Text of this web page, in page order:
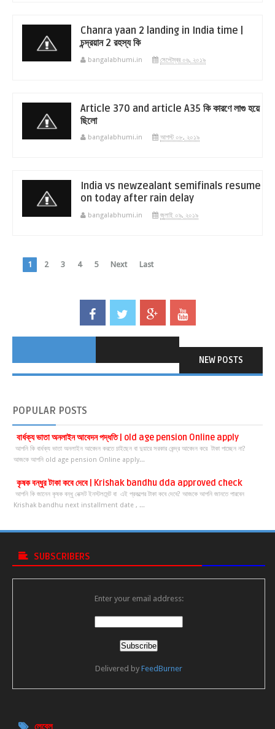
Chanra yaan 2 landing in India time |
চন্দ্রয়ান 2 রহস্য কি
bangalabhumi.in সেপ্টেম্বর ০৬, ২০১৯
Article 370 and article A35 কি কারণে লাগু হয়ে
ছিলো
bangalabhumi.in আগস্ট ০৮, ২০১৯
India vs newzealant semifinals resume
on today after rain delay
bangalabhumi.in জুলাই ০৯, ২০১৯
1 2 3 4 5 Next Last
NEW POSTS
POPULAR POSTS
বার্ধক্য ভাতা অনলাইন আবেদন পদ্ধতি | old age pension Online apply
আপনি কি বার্ধক্য ভাতা অনলাইন আবেদন করতে চাইছেন বা দুয়ারে সরকার কেন্দ্র আবেদন করে টাকা পাচ্ছেন না?
আজকে আপনি old age pension Online apply...
কৃষক বন্ধুর টাকা কবে দেবে | Krishak bandhu dda approved check
আপনি কি জানেন কৃষক বন্ধু নেক্সট ইনস্টলমেন্ট বা এই প্রকল্পের টাকা কবে দেবে? আজকে আপনি জানতে পারবেন
Krishak bandhu next installment date , ...
SUBSCRIBERS
Enter your email address:
Delivered byFeedBurner
লেবেল